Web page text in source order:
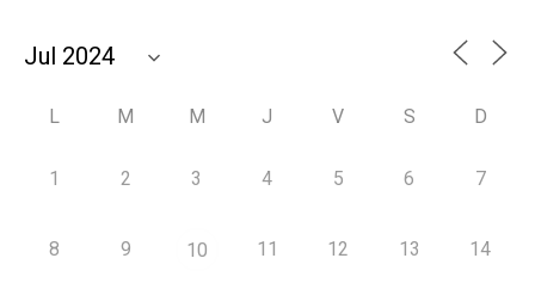
L M M J V S D
1 2 3 4 5 6 7
8 9 10 11 12 13 14